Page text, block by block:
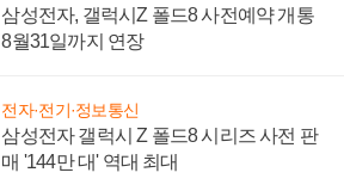
삼성전자, 갤럭시Z 폴드8 사전예약 개통
8월31일까지 연장
전자·전기·정보통신
삼성전자 갤럭시 Z 폴드8 시리즈 사전 판
매 '144만 대' 역대 최대